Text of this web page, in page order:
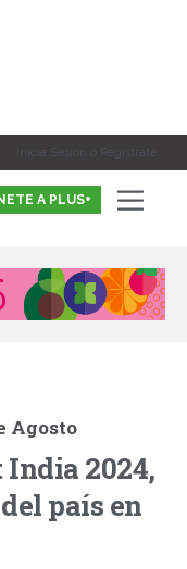
Inicia Sesión o Registrate
A PLUS+
Agosto
2024,
país en